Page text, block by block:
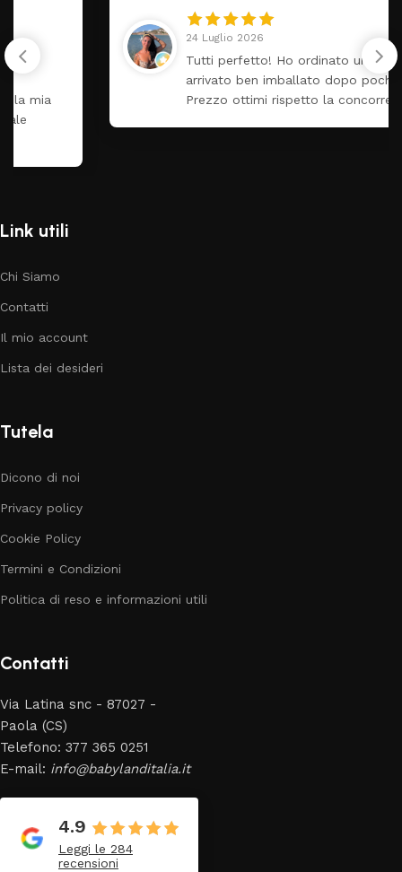
24 Luglio 2026
Tutti perfetto! Ho ordinato un lettino che é
arrivato ben imballato dopo pochi giorni.
Prezzo ottimi rispetto la concorrenza
Link utili
Chi Siamo
Contatti
Il mio account
Lista dei desideri
Tutela
Dicono di noi
Privacy policy
Cookie Policy
Termini e Condizioni
Politica di reso e informazioni utili
Contatti
Via Latina snc - 87027 -
Paola (CS)
Telefono: 377 365 0251
E-mail: info@babylanditalia.it
4.9
Leggi le 284
recensioni